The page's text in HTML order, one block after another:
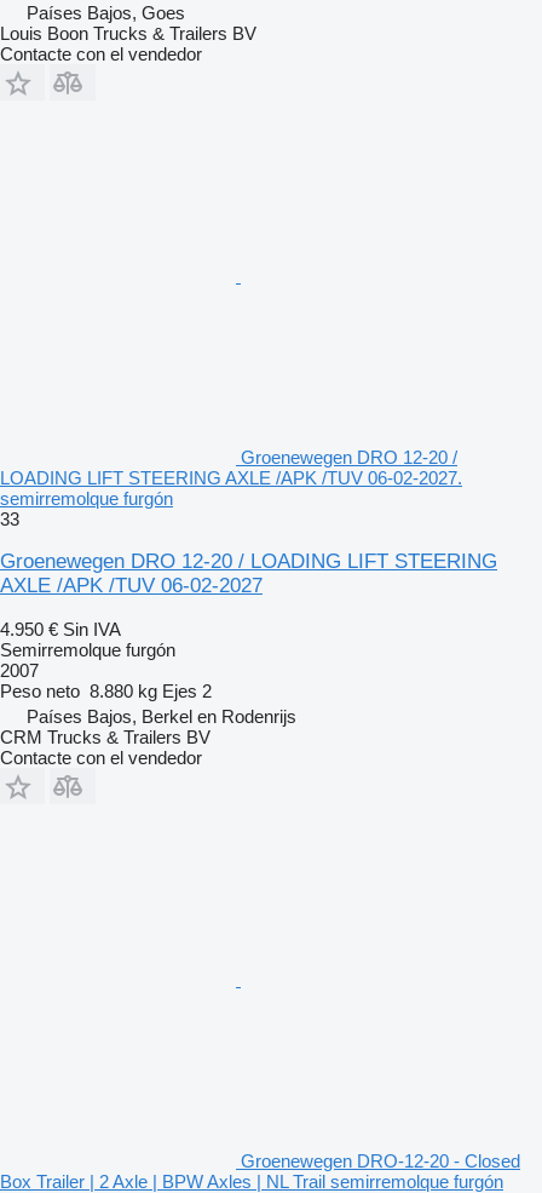
Países Bajos, Goes
Louis Boon Trucks & Trailers BV
Contacte con el vendedor
Groenewegen DRO 12-20 /
LOADING LIFT STEERING AXLE /APK /TUV 06-02-2027.
semirremolque furgón
33
Groenewegen DRO 12-20 / LOADING LIFT STEERING
AXLE /APK /TUV 06-02-2027
4.950 € Sin IVA
Semirremolque furgón
2007
Peso neto 8.880 kg Ejes 2
Países Bajos, Berkel en Rodenrijs
CRM Trucks & Trailers BV
Contacte con el vendedor
Groenewegen DRO-12-20 - Closed
Box Trailer | 2 Axle | BPW Axles | NL Trail semirremolque furgón